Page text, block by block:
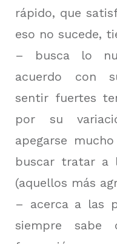
rápido, que
eso no sucede,
– busca lo
acuerdo con
sentir fuertes
por su
apegarse
buscar tratar a
(aquellos más
– acerca a las
siempre sabe